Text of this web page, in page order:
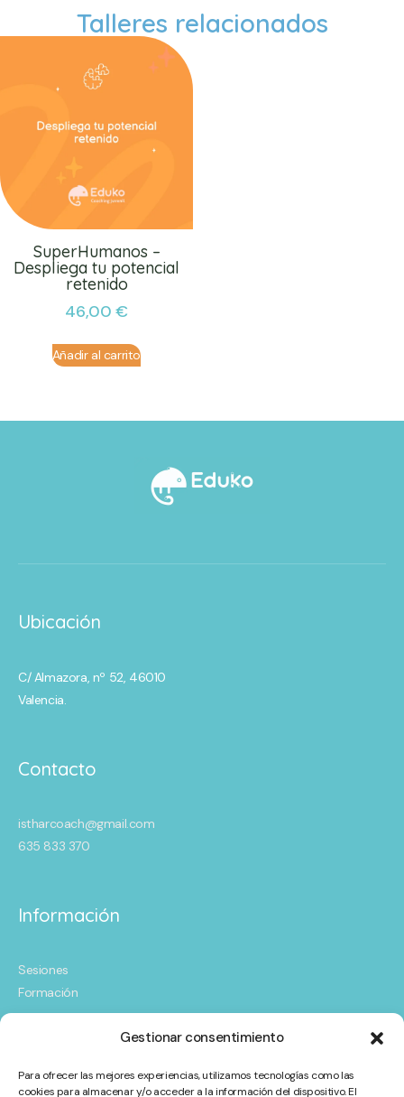
Gestionar consentimiento
Para ofrecer las mejores experiencias, utilizamos tecnologías como las
cookies para almacenar y/o acceder a la información del dispositivo. El
Talleres relacionados
SuperHumanos –
Despliega tu potencial
retenido
46,00 €
Añadir al carrito
Ubicación
C/ Almazora, nº 52, 46010
Valencia.
Contacto
istharcoach@gmail.com
635 833 370
Información
Sesiones
Formación